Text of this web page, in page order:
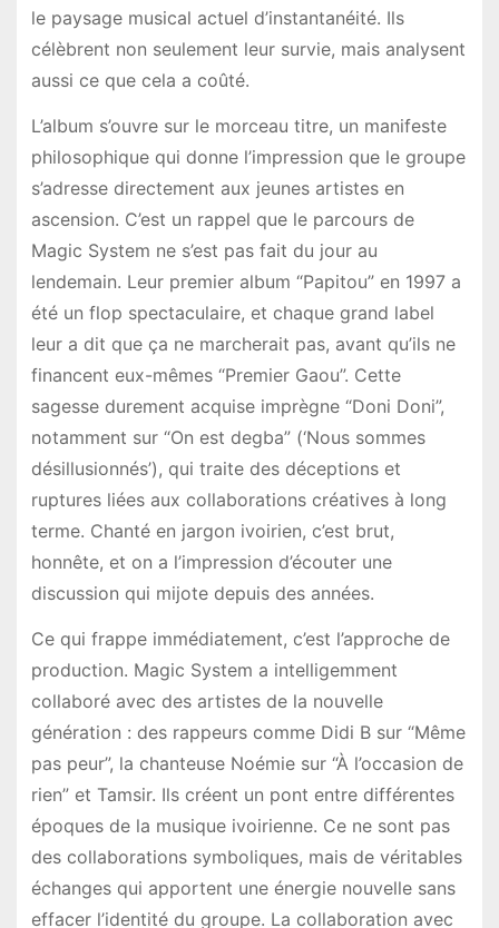
le paysage musical actuel d’instantanéité. Ils
célèbrent non seulement leur survie, mais analysent
aussi ce que cela a coûté.
L’album s’ouvre sur le morceau titre, un manifeste
philosophique qui donne l’impression que le groupe
s’adresse directement aux jeunes artistes en
ascension. C’est un rappel que le parcours de
Magic System ne s’est pas fait du jour au
lendemain. Leur premier album “Papitou” en 1997 a
été un flop spectaculaire, et chaque grand label
leur a dit que ça ne marcherait pas, avant qu’ils ne
financent eux-mêmes “Premier Gaou”. Cette
sagesse durement acquise imprègne “Doni Doni”,
notamment sur “On est degba” (‘Nous sommes
désillusionnés’), qui traite des déceptions et
ruptures liées aux collaborations créatives à long
terme. Chanté en jargon ivoirien, c’est brut,
honnête, et on a l’impression d’écouter une
discussion qui mijote depuis des années.
Ce qui frappe immédiatement, c’est l’approche de
production. Magic System a intelligemment
collaboré avec des artistes de la nouvelle
génération : des rappeurs comme Didi B sur “Même
pas peur”, la chanteuse Noémie sur “À l’occasion de
rien” et Tamsir. Ils créent un pont entre différentes
époques de la musique ivoirienne. Ce ne sont pas
des collaborations symboliques, mais de véritables
échanges qui apportent une énergie nouvelle sans
effacer l’identité du groupe. La collaboration avec